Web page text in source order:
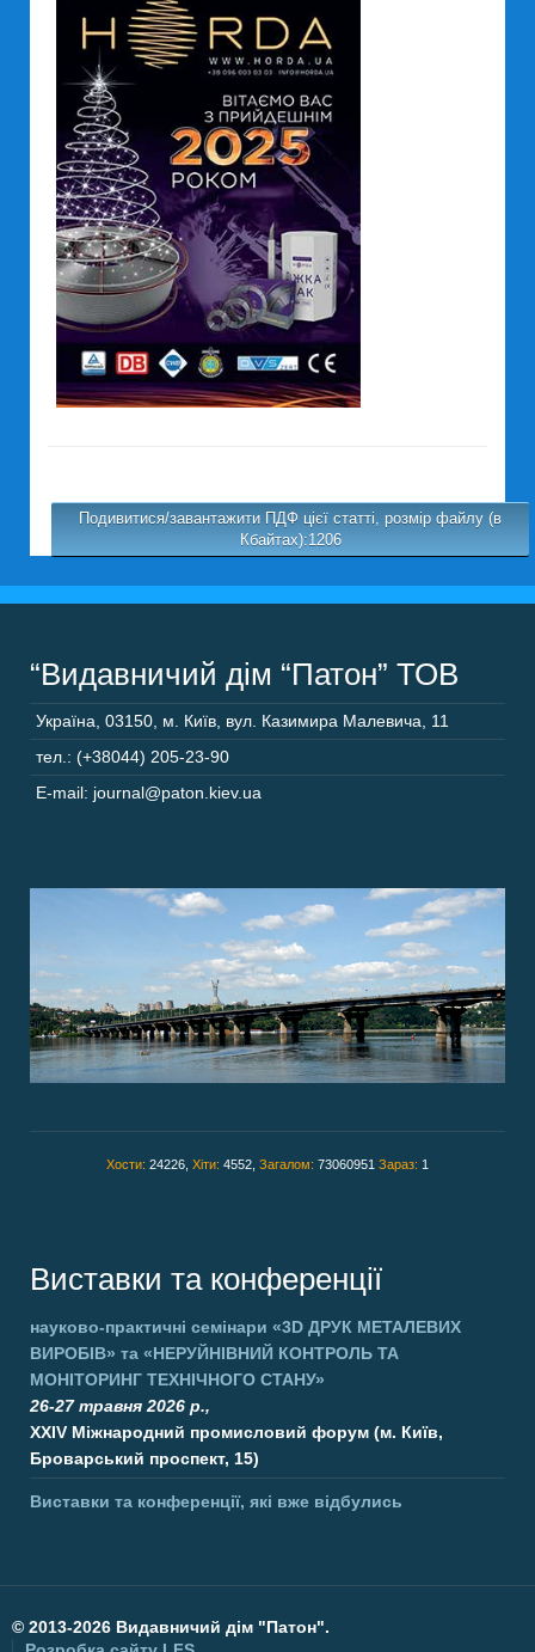
Подивитися/завантажити ПДФ цієї статті, розмір файлу (в
Кбайтах):1206
“Видавничий дім “Патон” ТОВ
Україна 03150 м. Київ, вул. Казимира Малевича, 11
тел.: (+38044) 205-23-90
E-mail: journal@paton.kiev.ua
Хости: 24226, Хіти: 4552, Загалом: 73060951 Зараз: 1
Виставки та конференції
науково-практичні семінари «3D ДРУК МЕТАЛЕВИХ
ВИРОБІВ» та «НЕРУЙНІВНИЙ КОНТРОЛЬ ТА
МОНІТОРИНГ ТЕХНІЧНОГО СТАНУ»
26-27 травня 2026 р.,
XXIV Міжнародний промисловий форум (м. Київ,
Броварський проспект, 15)
Виставки та конференції, які вже відбулись
© 2013-2026 Видавничий дім "Патон".